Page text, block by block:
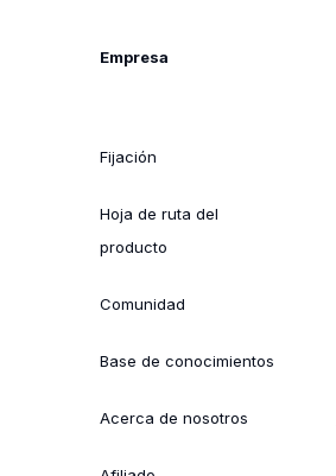
Empresa
Fijación
Hoja de ruta del
producto
Comunidad
Base de conocimientos
Acerca de nosotros